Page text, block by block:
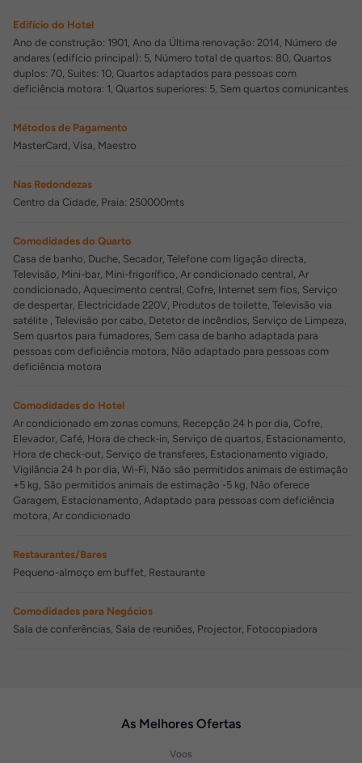
Edifício do Hotel
Ano de construção: 1901, Ano da Última renovação: 2014, Número de
andares (edifício principal): 5, Número total de quartos: 80, Quartos
duplos: 70, Suites: 10, Quartos adaptados para pessoas com
deficiência motora: 1, Quartos superiores: 5, Sem quartos comunicantes
Métodos de Pagamento
MasterCard, Visa, Maestro
Nas Redondezas
Centro da Cidade, Praia: 250000mts
Comodidades do Quarto
Casa de banho, Duche, Secador, Telefone com ligação directa,
Televisão, Mini-bar, Mini-frigorífico, Ar condicionado central, Ar
condicionado, Aquecimento central, Cofre, Internet sem fios, Serviço
de despertar, Electricidade 220V, Produtos de toilette, Televisão via
satélite , Televisão por cabo, Detetor de incêndios, Serviço de Limpeza,
Sem quartos para fumadores, Sem casa de banho adaptada para
pessoas com deficiência motora, Não adaptado para pessoas com
deficiência motora
Comodidades do Hotel
Ar condicionado em zonas comuns, Recepção 24 h por dia, Cofre,
Elevador, Café, Hora de check-in, Serviço de quartos, Estacionamento,
Hora de check-out, Serviço de transferes, Estacionamento vigiado,
Vigilância 24 h por dia, Wi-Fi, Não são permitidos animais de estimação
+5 kg, São permitidos animais de estimação -5 kg, Não oferece
Garagem, Estacionamento, Adaptado para pessoas com deficiência
motora, Ar condicionado
Restaurantes/Bares
Pequeno-almoço em buffet, Restaurante
Comodidades para Negócios
Sala de conferências, Sala de reuniões, Projector, Fotocopiadora
As Melhores Ofertas
Voos